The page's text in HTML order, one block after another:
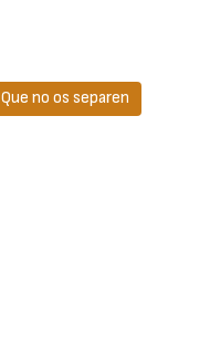
Que no os separen